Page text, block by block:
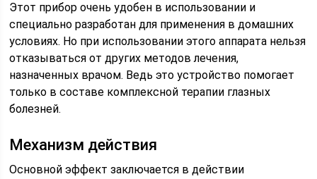
Этот прибор очень удобен в использовании и
специально разработан для применения в домашних
условиях. Но при использовании этого аппарата нельзя
отказываться от других методов лечения,
назначенных врачом. Ведь это устройство помогает
только в составе комплексной терапии глазных
болезней.
Механизм действия
Основной эффект заключается в действии